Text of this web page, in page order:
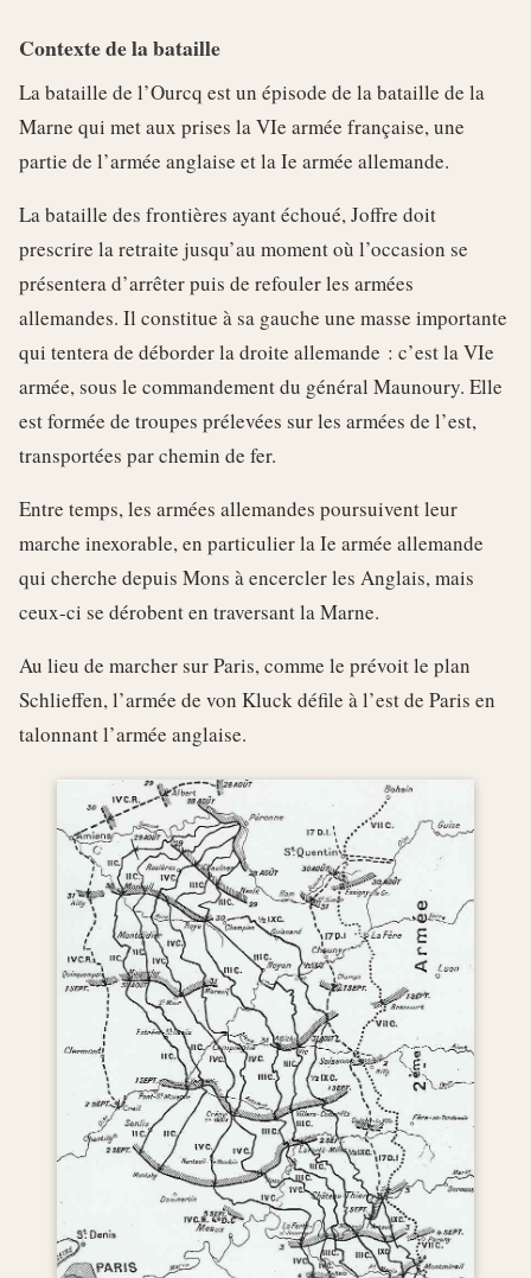
Contexte de la bataille
La bataille de l’Ourcq est un épisode de la bataille de la
Marne qui met aux prises la VIe armée française, une
partie de l’armée anglaise et la Ie armée allemande.
La bataille des frontières ayant échoué, Joffre doit
prescrire la retraite jusqu’au moment où l’occasion se
présentera d’arrêter puis de refouler les armées
allemandes. Il constitue à sa gauche une masse importante
qui tentera de déborder la droite allemande : c’est la VIe
armée, sous le commandement du général Maunoury. Elle
est formée de troupes prélevées sur les armées de l’est,
transportées par chemin de fer.
Entre temps, les armées allemandes poursuivent leur
marche inexorable, en particulier la Ie armée allemande
qui cherche depuis Mons à encercler les Anglais, mais
ceux-ci se dérobent en traversant la Marne.
Au lieu de marcher sur Paris, comme le prévoit le plan
Schlieffen, l’armée de von Kluck défile à l’est de Paris en
talonnant l’armée anglaise.